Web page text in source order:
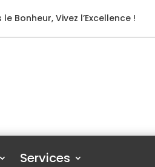
Bonheur, Vivez l’Excellence !
Services